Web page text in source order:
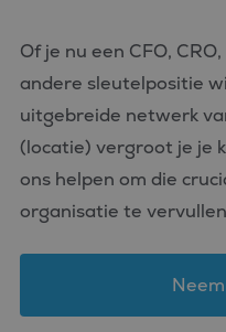
Of je nu een CFO,
andere sleutelpositie
uitgebreide netwerk
(locatie) vergroot je je
ons helpen om die
organisatie te